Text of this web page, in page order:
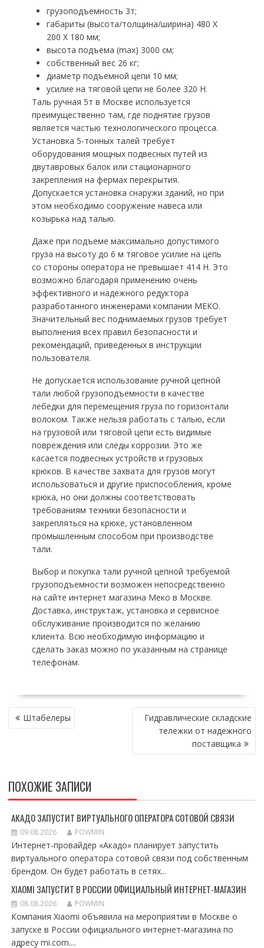
грузоподъемность 3т;
габариты (высота/толщина/ширина) 480 Х
200 Х 180 мм;
высота подъема (max) 3000 см;
собственный вес 26 кг;
диаметр подъемной цепи 10 мм;
усилие на тяговой цепи не более 320 Н.
Таль ручная 5т в Москве используется
преимущественно там, где поднятие грузов
является частью технологического процесса.
Установка 5-тонных талей требует
оборудования мощных подвесных путей из
двутавровых балок или стационарного
закрепления на фермах перекрытия.
Допускается установка снаружи зданий, но при
этом необходимо сооружение навеса или
козырька над талью.
Даже при подъеме максимально допустимого
груза на высоту до 6 м тяговое усилие на цепь
со стороны оператора не превышает 414 Н. Это
возможно благодаря применению очень
эффективного и надежного редуктора
разработанного инженерами компании МЕКО.
Значительный вес поднимаемых грузов требует
выполнения всех правил безопасности и
рекомендаций, приведенных в инструкции
пользователя.
Не допускается использование ручной цепной
тали любой грузоподъемности в качестве
лебедки для перемещения груза по горизонтали
волоком. Также нельзя работать с талью, если
на грузовой или тяговой цепи есть видимые
повреждения или следы коррозии. Это же
касается подвесных устройств и грузовых
крюков. В качестве захвата для грузов могут
использоваться и другие приспособления, кроме
крюка, но они должны соответствовать
требованиям техники безопасности и
закрепляться на крюке, установленном
промышленным способом при производстве
тали.
Выбор и покупка тали ручной цепной требуемой
грузоподъемности возможен непосредственно
на сайте интернет магазина Меко в Москве.
Доставка, инструктаж, установка и сервисное
обслуживание производится по желанию
клиента. Всю необходимую информацию и
сделать заказ можно по указанным на странице
телефонам.
НАВИГАЦИЯ
ПО Штабелеры
Гидравлические складские
тележки от надежного
поставщика
ПОХОЖИЕ ЗАПИСИ
АКАДО ЗАПУСТИТ ВИРТУАЛЬНОГО ОПЕРАТОРА СОТОВОЙ СВЯЗИ
09.08.2026 POWMIN
Интернет-провайдер «Акадо» планирует запустить
виртуального оператора сотовой связи под собственным
брендом. Он будет работать в сетях...
XIAOMI ЗАПУСТИТ В РОССИИ ОФИЦИАЛЬНЫЙ ИНТЕРНЕТ-МАГАЗИН
08.08.2026 POWMIN
Компания Xiaomi объявила на мероприятии в Москве о
запуске в России официального интернет-магазина по
адресу mi.com....